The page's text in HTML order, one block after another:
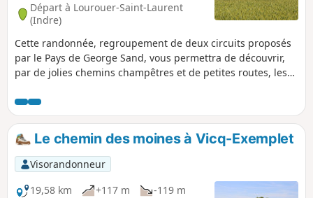
Départ à Lourouer-Saint-Laurent
(Indre)
Cette randonnée, regroupement de deux circuits proposés
par le Pays de George Sand, vous permettra de découvrir,
par de jolies chemins champêtres et de petites routes, les
au départ la belle Église Saint-Laurent du village, puis le
Manoir de Cosnay. Enfin, sur le retour, vous longerez le
Château d'Ars et la légendaire Croix de l'Orme Rateau.
Le chemin des moines à Vicq-Exemplet
Visorandonneur
19,58 km
+117 m
-119 m